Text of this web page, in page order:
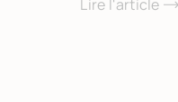
Lire l'article